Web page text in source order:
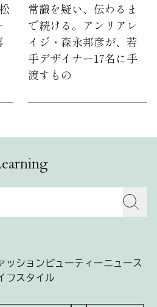
常識を疑い、伝わるま
で続ける。アンリアレ
イジ・森永邦彦が、若
手デザイナー17名に手
渡すもの
ッションビューティーニュース
フスタイル